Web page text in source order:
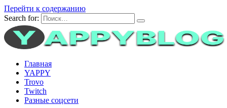
Перейти к содержанию
Search for:
Главная
YAPPY
Trovo
Twitch
Разные соцсети